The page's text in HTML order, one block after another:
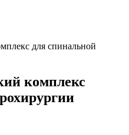
для спинальной
комплекс